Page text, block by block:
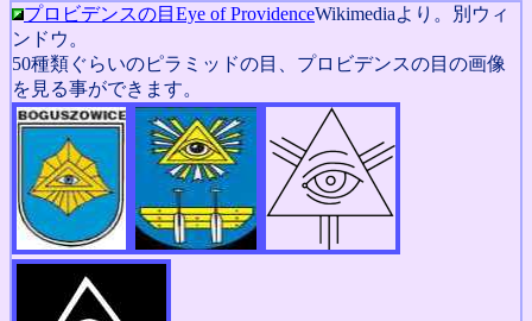
プロビデンスの目Eye of ProvidenceWikimediaより。別ウィ
ンドウ。
50種類ぐらいのピラミッドの目、プロビデンスの目の画像
を見る事ができます。